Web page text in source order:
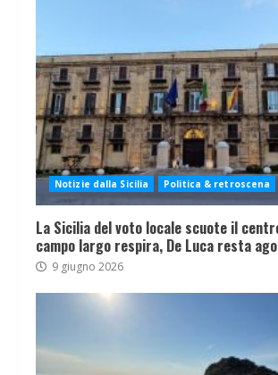
Notizie dalla Sicilia Politica & retroscena
La Sicilia del voto locale scuote il
campo largo respira, De Luca resta
9 giugno 2026